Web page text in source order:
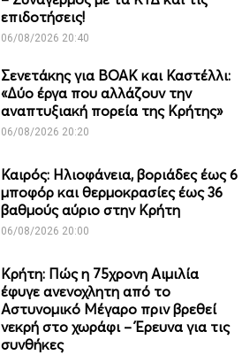
επιδοτήσεις!
06/08/2026 20:40
Σενετάκης για ΒΟΑΚ και Καστέλλι:
«Δύο έργα που αλλάζουν την
αναπτυξιακή πορεία της Κρήτης»
06/08/2026 20:20
Καιρός: Ηλιοφάνεια, βοριάδες έως 6
μποφόρ και θερμοκρασίες έως 36
βαθμούς αύριο στην Κρήτη
06/08/2026 20:00
Κρήτη: Πώς η 75χρονη Αιμιλία
έφυγε ανενοχλητη από το
Αστυνομικό Μέγαρο πριν βρεθεί
νεκρή στο χωράφι – Έρευνα για τις
συνθήκες